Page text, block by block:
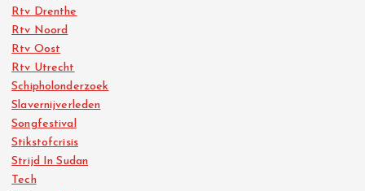
Rtv Drenthe
Rtv Noord
Rtv Oost
Rtv Utrecht
Schipholonderzoek
Slavernijverleden
Songfestival
Stikstofcrisis
Strijd In Sudan
Tech